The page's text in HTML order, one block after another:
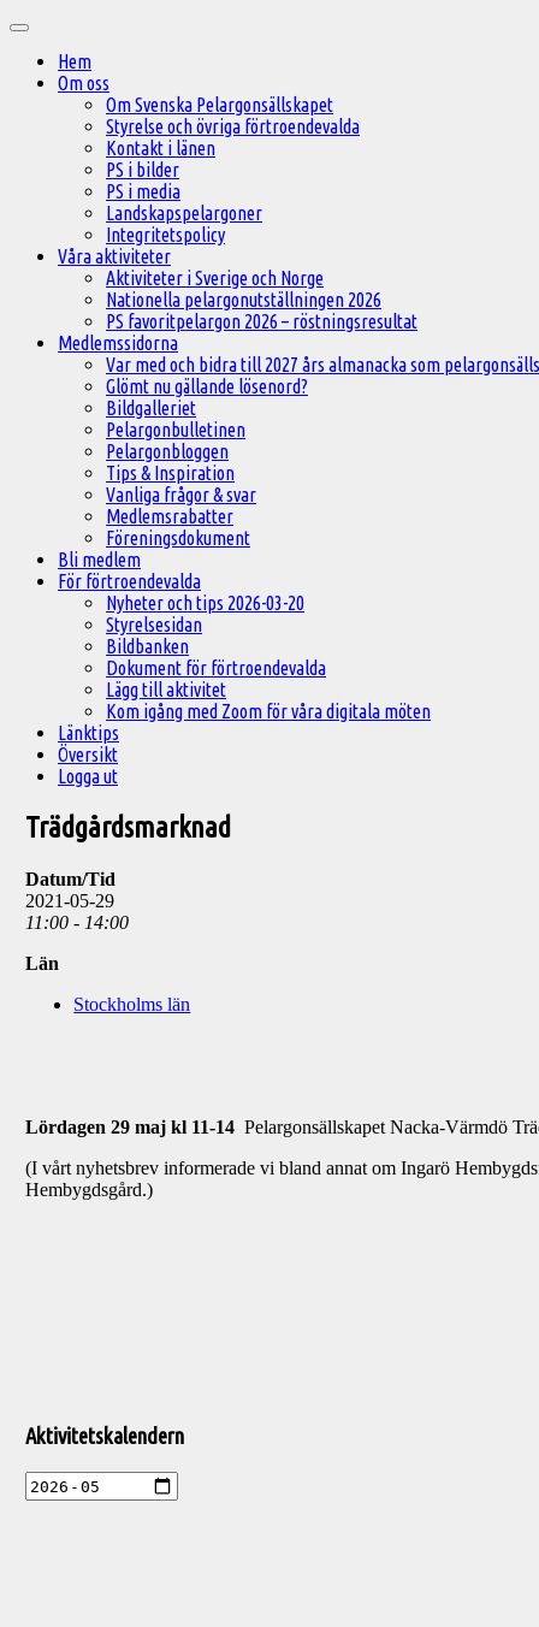
innehåll
Huvudmeny
Hem
Om oss
Om Svenska Pelargonsällskapet
Styrelse och övriga förtroendevalda
Kontakt i länen
PS i bilder
PS i media
Landskapspelargoner
Integritetspolicy
Våra aktiviteter
Aktiviteter i Sverige och Norge
Nationella pelargonutställningen 2026
PS favoritpelargon 2026 – röstningsresultat
Medlemssidorna
Var med och bidra till 2027 års almanacka som
Glömt nu gällande lösenord?
Bildgalleriet
Pelargonbulletinen
Pelargonbloggen
Tips & Inspiration
Vanliga frågor & svar
Medlemsrabatter
Föreningsdokument
Bli medlem
För förtroendevalda
Nyheter och tips 2026-03-20
Styrelsesidan
Bildbanken
Dokument för förtroendevalda
Lägg till aktivitet
Kom igång med Zoom för våra digitala möten
Länktips
Översikt
Logga ut
Trädgårdsmarknad
Datum/Tid
2021-05-29
11:00 - 14:00
Län
Stockholms län
Lördagen 29 maj kl 11-14 Pelargonsällskapet Nacka-Värmdö
(I vårt nyhetsbrev informerade vi bland annat om Ingarö
Hembygdsgård.)
Aktivitetskalendern